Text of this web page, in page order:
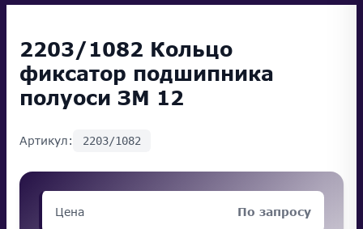
2203/1082 Кольцо
фиксатор подшипника
полуоси ЗМ 12
Артикул: 2203/1082
Цена По запросу